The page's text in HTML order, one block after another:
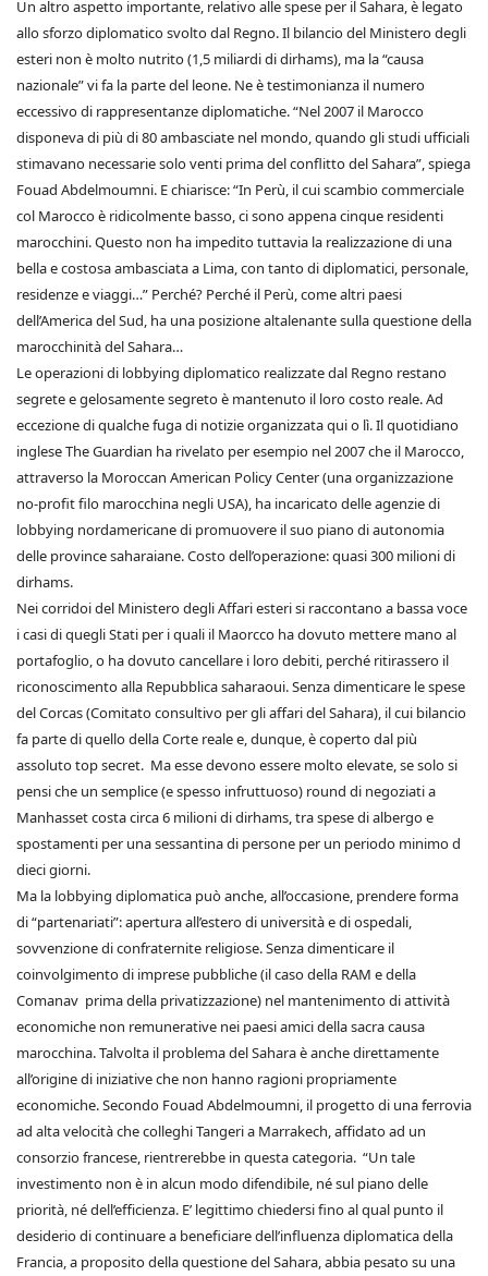
Un altro aspetto importante, relativo alle spese per il Sahara, è legato
allo sforzo diplomatico svolto dal Regno. Il bilancio del Ministero degli
esteri non è molto nutrito (1,5 miliardi di dirhams), ma la “causa
nazionale” vi fa la parte del leone. Ne è testimonianza il numero
eccessivo di rappresentanze diplomatiche. “Nel 2007 il Marocco
disponeva di più di 80 ambasciate nel mondo, quando gli studi ufficiali
stimavano necessarie solo venti prima del conflitto del Sahara”, spiega
Fouad Abdelmoumni. E chiarisce: “In Perù, il cui scambio commerciale
col Marocco è ridicolmente basso, ci sono appena cinque residenti
marocchini. Questo non ha impedito tuttavia la realizzazione di una
bella e costosa ambasciata a Lima, con tanto di diplomatici, personale,
residenze e viaggi…” Perché? Perché il Perù, come altri paesi
dell’America del Sud, ha una posizione altalenante sulla questione della
marocchinità del Sahara…
Le operazioni di lobbying diplomatico realizzate dal Regno restano
segrete e gelosamente segreto è mantenuto il loro costo reale. Ad
eccezione di qualche fuga di notizie organizzata qui o lì. Il quotidiano
inglese The Guardian ha rivelato per esempio nel 2007 che il Marocco,
attraverso la Moroccan American Policy Center (una organizzazione
no-profit filo marocchina negli USA), ha incaricato delle agenzie di
lobbying nordamericane di promuovere il suo piano di autonomia
delle province saharaiane. Costo dell’operazione: quasi 300 milioni di
dirhams.
Nei corridoi del Ministero degli Affari esteri si raccontano a bassa voce
i casi di quegli Stati per i quali il Maorcco ha dovuto mettere mano al
portafoglio, o ha dovuto cancellare i loro debiti, perché ritirassero il
riconoscimento alla Repubblica saharaoui. Senza dimenticare le spese
del Corcas (Comitato consultivo per gli affari del Sahara), il cui bilancio
fa parte di quello della Corte reale e, dunque, è coperto dal più
assoluto top secret. Ma esse devono essere molto elevate, se solo si
pensi che un semplice (e spesso infruttuoso) round di negoziati a
Manhasset costa circa 6 milioni di dirhams, tra spese di albergo e
spostamenti per una sessantina di persone per un periodo minimo d
dieci giorni.
Ma la lobbying diplomatica può anche, all’occasione, prendere forma
di “partenariati”: apertura all’estero di università e di ospedali,
sovvenzione di confraternite religiose. Senza dimenticare il
coinvolgimento di imprese pubbliche (il caso della RAM e della
Comanav prima della privatizzazione) nel mantenimento di attività
economiche non remunerative nei paesi amici della sacra causa
marocchina. Talvolta il problema del Sahara è anche direttamente
all’origine di iniziative che non hanno ragioni propriamente
economiche. Secondo Fouad Abdelmoumni, il progetto di una ferrovia
ad alta velocità che colleghi Tangeri a Marrakech, affidato ad un
consorzio francese, rientrerebbe in questa categoria. “Un tale
investimento non è in alcun modo difendibile, né sul piano delle
priorità, né dell’efficienza. E’ legittimo chiedersi fino al qual punto il
desiderio di continuare a beneficiare dell’influenza diplomatica della
Francia, a proposito della questione del Sahara, abbia pesato su una